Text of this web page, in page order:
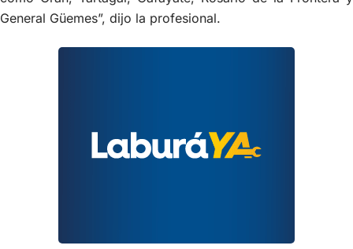
General Güemes”, dijo la profesional.